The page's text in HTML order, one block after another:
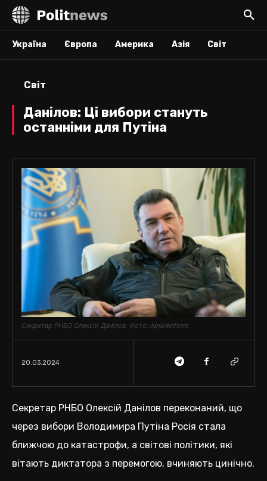
Україна Європа Америка Азія Світ
Світ
Данілов: Ці вибори стануть
останніми для Путіна
Секретар РНБО Олексій Данілов. Фото: АрміяInform
20.03.2024
Секретар РНБО Олексій Данілов переконаний, що
через вибори Володимира Путіна Росія стала
ближчою до катастрофи, а світові політики, які
вітають диктатора з перемогою, вчиняють цинічно.